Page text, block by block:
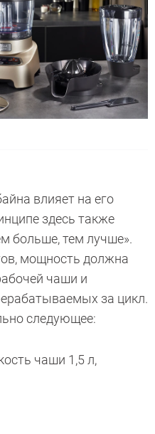
влияет на его
здесь также
больше, тем лучше».
мощность должна
чаши и
за цикл.
следующее:
чаши 1,5 л,